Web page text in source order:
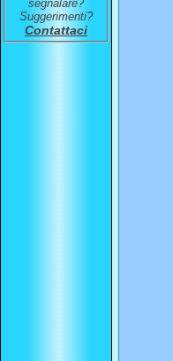
segnalare?
Suggerimenti?
Contattaci